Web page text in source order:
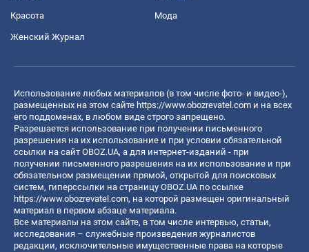
Красота Мода
Женский Журнал
Использование любых материалов (в том числе фото- и видео-),
размещенных на этом сайте https://www.obozrevatel.com и на всех
его поддоменах, в любом виде строго запрещено.
Разрешается использование при получении письменного
разрешения на их использование и при условии обязательной
ссылки на сайт OBOZ.UA, а для интернет-изданий - при
получении письменного разрешения на их использование и при
обязательном размещении прямой, открытой для поисковых
систем, гиперссылки на страницу OBOZ.UA по ссылке
https://www.obozrevatel.com, на которой размещен оригинальный
материал в первом абзаце материала.
Все материалы на этом сайте, в том числе интервью, статьи,
исследования – служебные произведения журналистов
редакции, исключительные имущественные права на которые